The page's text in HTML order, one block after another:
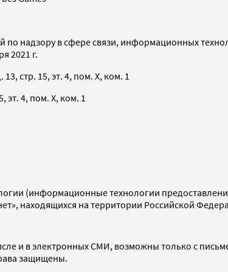
по надзору в сфере связи, информационных
2021 г.
стр. 15, эт. 4, пом. X, ком. 1
эт. 4, пом. X, ком. 1
(информационные технологии
находящихся на территории Российской
и в электронных СМИ, возможны только с
защищены.